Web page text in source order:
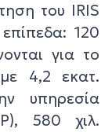
του IRIS
120
για το
4,2 εκατ.
υπηρεσία
580 χιλ.